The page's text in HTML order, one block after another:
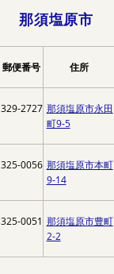
那須塩原市
郵便番号 住所
329-2727 那須塩原市永田
町9-5
325-0056 那須塩原市本町
9-14
325-0051 那須塩原市豊町
2-2